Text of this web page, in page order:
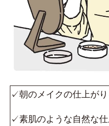
✓朝のメイクの仕上が
✓素肌のような自然な